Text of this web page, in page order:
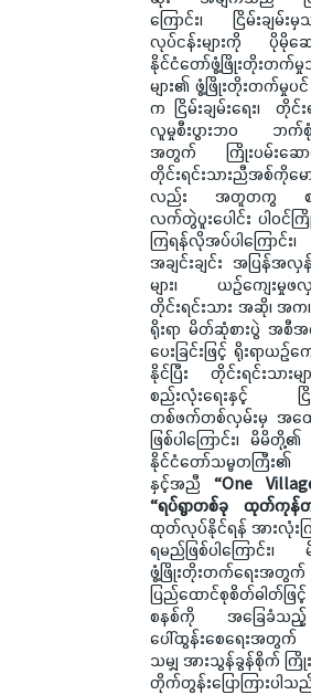
ကြောင်း၊ ငြိမ်းချမ်
လုပ်ငန်းများကို ပိုမိုဆေ
နိုင်ငံတော်ဖွံ့ဖြိုးတိုးတက်
များ၏ ဖွံ့ဖြိုးတိုးတက်မှုပ
က ငြိမ်းချမ်းရေး၊ တိုင်
လူမှုစီးပွားဘဝ ဘက်စုံ
အတွက် ကြိုးပမ်းဆေ
တိုင်းရင်းသားညီအစ်ကိုမေ
လည်း အတူတကွ စည်း
လက်တွဲပူးပေါင်း ပါဝင်က
ကြရန်လိုအပ်ပါကြောင်း
အချင်းချင်း အပြန်အ
များ၊ ယဉ်ကျေးမှုဖလှ
တိုင်းရင်းသား အဆို၊ အက
ရိုးရာ မိတ်ဆုံစားပွဲ အစီအ
ပေးခြင်းဖြင့် ရိုးရာယဉ်
နိုင်ပြီး တိုင်းရင်းသားမ
စည်းလုံးရေးနှင့် ငြိ
တစ်ဖက်တစ်လှမ်းမှ အထ
ဖြစ်ပါကြောင်း၊ မိမိ
နိုင်ငံတော်သမ္မတကြီး၏
နှင့်အညီ“One
“ရပ်ရွာတစ်ခု ထုတ်ကု
ထုတ်လုပ်နိုင်ရန် အားလုံးက
ရမည်ဖြစ်ပါကြောင်း
ဖွံ့ဖြိုးတိုးတက်ရေး
ပြည်ထောင်စုစိတ်ဓါတ်ဖ
စနစ်ကို အခြေခံသည့်
ပေါ်ထွန်းစေရေးအတွက်
သမျှ အားသွန်ခွန်စိုက် ကြို
တိုက်တွန်းပြောကြားပါသ